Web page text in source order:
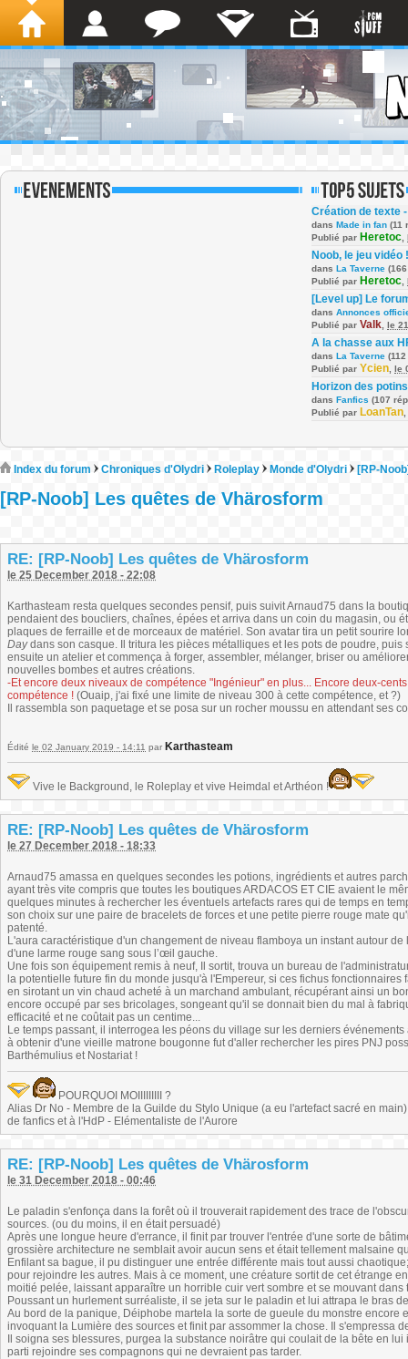
Création de texte
dans Made in fan (11
Publié par Heretoc
Noob, le jeu vidéo !
dans La Taverne
Publié par Heretoc
[Level up] Le
dans Annonces
Publié par Valk le
A la chasse aux
dans La Taverne
Publié par Ycien le
Horizon des potins
dans Fanfics (107
Publié par LoanTan
Index du forum Chroniques d'Olydri Roleplay Monde d'Olydri [RP-
[RP-Noob] Les quêtes de Vhärosform
RE: [RP-Noob] Les quêtes de Vhärosform
le 25 December 2018 - 22:08
Karthasteam resta quelques secondes pensif, puis suivit Arnaud75 dans la
pendaient des boucliers, chaînes, épées et arriva dans un coin du magasin, ou
plaques de ferraille et de morceaux de matériel. Son avatar tira un petit sourire
Daydans son casque. Il tritura les pièces métalliques et les pots de poudre,
ensuite un atelier et commença à forger, assembler, mélanger, briser ou
nouvelles bombes et autres créations.
-Et encore deux niveaux de compétence "Ingénieur" en plus... Encore deux-
compétence ! (Ouaip, j'ai fixé une limite de niveau 300 à cette compétence, et ?)
Il rassembla son paquetage et se posa sur un rocher moussu en attendant ses
Édité le 02 January 2019 - 14:11 par Karthasteam
Vive le Background, le Roleplay et vive Heimdal et Arthéon !
RE: [RP-Noob] Les quêtes de Vhärosform
le 27 December 2018 - 18:33
Arnaud75 amassa en quelques secondes les potions, ingrédients et autres
ayant très vite compris que toutes les boutiques ARDACOS ET CIE avaient le
quelques minutes à rechercher les éventuels artefacts rares qui de temps en
son choix sur une paire de bracelets de forces et une petite pierre rouge mate
patenté.
L'aura caractéristique d'un changement de niveau flamboya un instant autour
d'une larme rouge sang sous l’œil gauche.
Une fois son équipement remis à neuf, Il sortit, trouva un bureau de
la potentielle future fin du monde jusqu'à l'Empereur, si ces fichus
en sirotant un vin chaud acheté à un marchand ambulant, récupérant ainsi un
encore occupé par ses bricolages, songeant qu'il se donnait bien du mal à
efficacité et ne coûtait pas un centime...
Le temps passant, il interrogea les péons du village sur les derniers
à obtenir d'une vieille matrone bougonne fut d'aller rechercher les pires PNJ
Barthémulius et Nostariat !
POURQUOI MOIIIIIIIII ?
Alias Dr No - Membre de la Guilde du Stylo Unique (a eu l'artefact sacré en
de fanfics et à l'HdP - Elémentaliste de l'Aurore
RE: [RP-Noob] Les quêtes de Vhärosform
le 31 December 2018 - 00:46
Le paladin s'enfonça dans la forêt où il trouverait rapidement des trace de
sources. (ou du moins, il en était persuadé)
Après une longue heure d'errance, il finit par trouver l'entrée d'une sorte de
grossière architecture ne semblait avoir aucun sens et était tellement malsaine
Enfilant sa bague, il pu distinguer une entrée différente mais tout aussi
pour rejoindre les autres. Mais à ce moment, une créature sortit de cet étrange
moitié pelée, laissant apparaître un horrible cuir vert sombre et se mouvant
Poussant un hurlement surréaliste, il se jeta sur le paladin et lui attrapa le bras
Au bord de la panique, Déiphobe martela la sorte de gueule du monstre encore
invoquant la Lumière des sources et finit par assommer la chose. Il s'empressa
Il soigna ses blessures, purgea la substance noirâtre qui coulait de la bête en
parti rejoindre ses compagnons qui ne devraient pas tarder.